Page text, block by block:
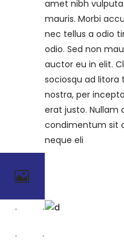
amet nibh
mauris. Morbi
nec tellus a odio
odio. Sed non
auctor eu in elit.
sociosqu ad litora
nostra, per
erat justo. Nullam
condimentum sit
neque eli